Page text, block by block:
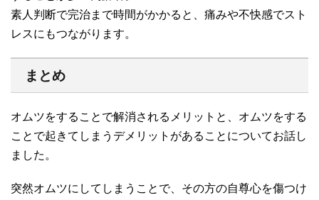
素人判断で完治まで時間がかかると、痛みや不快感でスト
レスにもつながります。
まとめ
オムツをすることで解消されるメリットと、オムツをする
ことで起きてしまうデメリットがあることについてお話し
ました。
突然オムツにしてしまうことで、その方の自尊心を傷つけ